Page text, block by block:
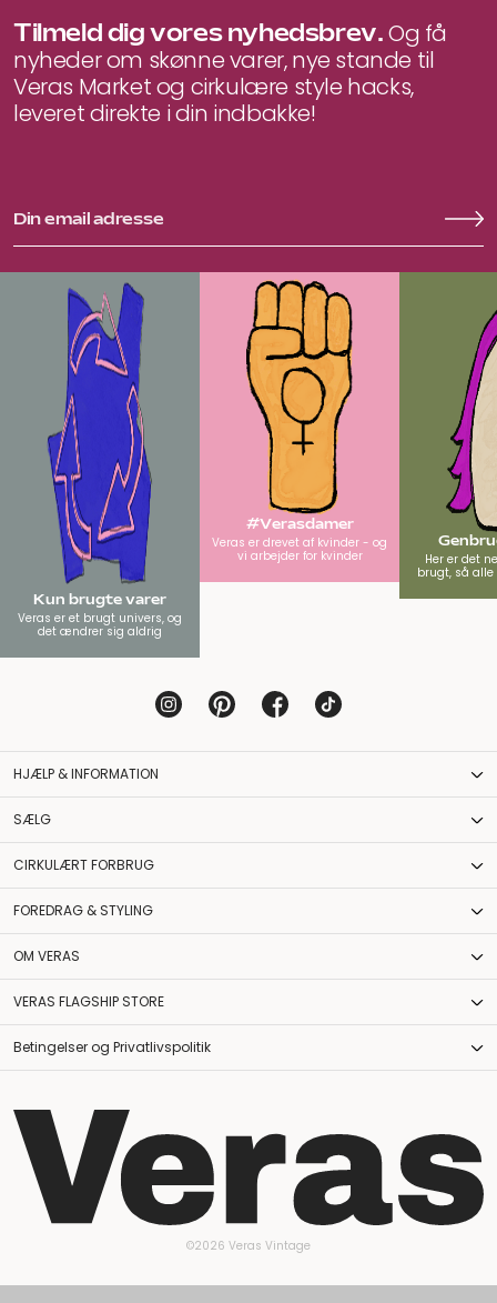
Tilmeld dig vores nyhedsbrev.Og få
nyheder om skønne varer, nye stande til
Veras Market og cirkulære style hacks,
leveret direkte i din indbakke!
Kun brugte varer
Veras er et brugt univers, og
det ændrer sig aldrig
#Verasdamer
Veras er drevet af kvinder - og
vi arbejder for kvinder
Her er det
brugt, så
HJÆLP & INFORMATION
SÆLG
CIRKULÆRT FORBRUG
FOREDRAG & STYLING
OM VERAS
VERAS FLAGSHIP STORE
Betingelser og Privatlivspolitik
©2026 Veras Vintage